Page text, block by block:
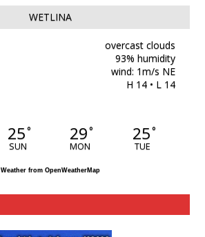
WETLINA
overcast clouds
93% humidity
wind: 1m/s NE
H 14 • L 14
25°
SUN
29°
MON
25°
TUE
Weather from OpenWeatherMap